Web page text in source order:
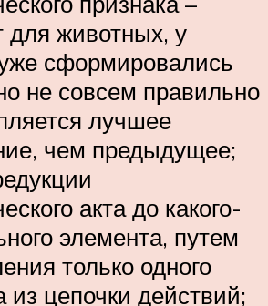
для животных, у
сформировались
не совсем правильно
лучшее
чем предыдущее;
акта до какого-
элемента, путем
только одного
из цепочки действий;